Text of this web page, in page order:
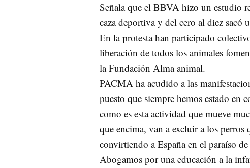
Señala que el BBVA hizo un estudio
caza deportiva y del cero al diez sacó
En la protesta han participado
liberación de todos los animales
la Fundación Alma animal.
PACMA ha acudido a las
puesto que siempre hemos estado en
como es esta actividad que mueve
que encima, van a excluir a los
convirtiendo a España en el paraíso
Abogamos por una educación a la